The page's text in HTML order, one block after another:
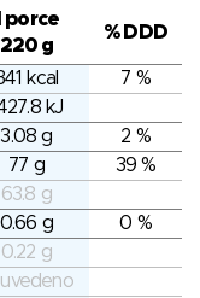
porce
220 g
% DDD
kcal
7 %
kJ
3.08 g
2 %
77 g
39 %
63.8 g
0.66 g
0 %
0.22 g